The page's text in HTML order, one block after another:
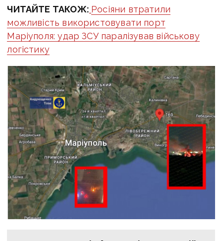
ЧИТАЙТЕ ТАКОЖ: Росіяни втратили
можливість використовувати порт
Маріуполя: удар ЗСУ паралізував військову
логістику